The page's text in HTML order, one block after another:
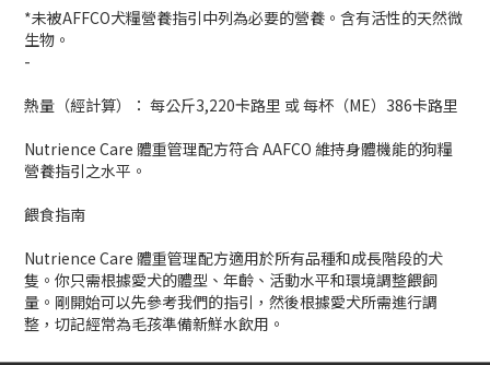
*未被AFFCO犬糧營養指引中列為必要的營養。含有活性的天然微
生物。
-
熱量（經計算）： 每公斤3,220卡路里 或 每杯（ME）386卡路里
Nutrience Care 體重管理配方符合 AAFCO 維持身體機能的狗糧
營養指引之水平。
餵食指南
Nutrience Care 體重管理配方適用於所有品種和成長階段的犬
隻。你只需根據愛犬的體型、年齡、活動水平和環境調整餵飼
量。剛開始可以先參考我們的指引，然後根據愛犬所需進行調
整，切記經常為毛孩準備新鮮水飲用。